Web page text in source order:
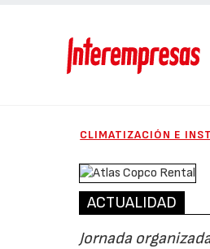
CLIMATIZACIÓN E
ACTUALIDAD
Jornada